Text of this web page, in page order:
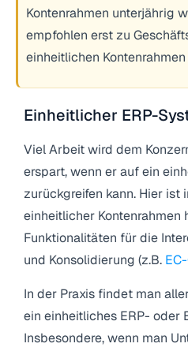
Kontenrahmen unterjährig
empfohlen erst zu
einheitlichen
Einheitlicher ERP-
Viel Arbeit wird dem
erspart, wenn er auf ein
zurückgreifen kann. Hier ist
einheitlicher
Funktionalitäten für die
und Konsolidierung (z.B.
In der Praxis findet man
ein einheitliches ERP- oder
Insbesondere, wenn man